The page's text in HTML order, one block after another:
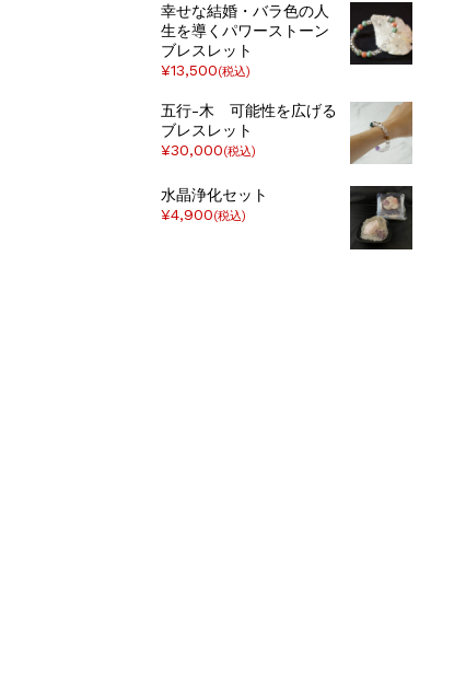
幸せな結婚・バラ色の人
生を導くパワーストーン
ブレスレット
¥13,500(税込)
五行-木 可能性を広げる
ブレスレット
¥30,000(税込)
水晶浄化セット
¥4,900(税込)